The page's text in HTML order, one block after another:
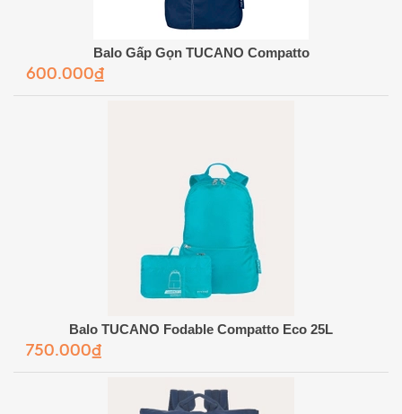
Balo Gấp Gọn TUCANO Compatto
600.000₫
Balo TUCANO Fodable Compatto Eco 25L
750.000₫